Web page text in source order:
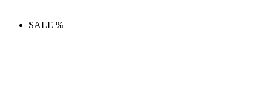
SALE %